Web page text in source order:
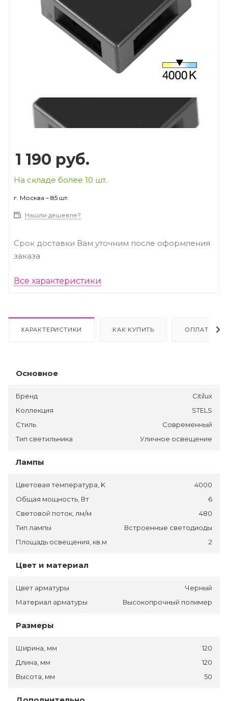
1 190 руб.
На складе более 10 шт.
г. Москва – 85 шт.
Нашли дешевле?
Срок доставки Вам уточним после оформления
заказа
Все характеристики
ХАРАКТЕРИСТИКИ КАК КУПИТЬ ОПЛАТА
Основное
Бренд
Citilux
Коллекция
STELS
Стиль
Современный
Тип светильника
Уличное освещение
Лампы
Цветовая температура, K
4000
Общая мощность, Вт
6
Световой поток, лм/м
480
Тип лампы
Встроенные светодиоды
Площадь освещения, кв.м
2
Цвет и материал
Цвет арматуры
Черный
Материал арматуры
Высокопрочный полимер
Размеры
Ширина, мм
120
Длина, мм
120
Высота, мм
50